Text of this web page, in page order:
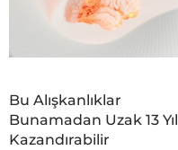
Bu Alışkanlıklar
Bunamadan Uzak 13 Yıl
Kazandırabilir